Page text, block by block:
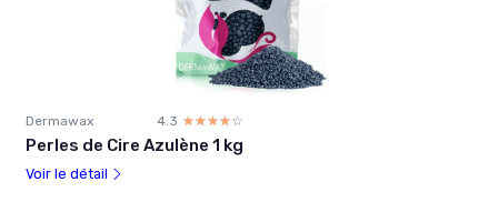
Dermawax 4.3 ☆☆☆☆☆
★★★★★
Perles de Cire Azulène 1 kg
Voir le détail